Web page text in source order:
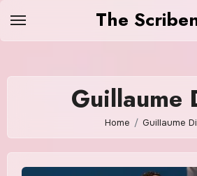
The
Guillaume
Home Guillaume